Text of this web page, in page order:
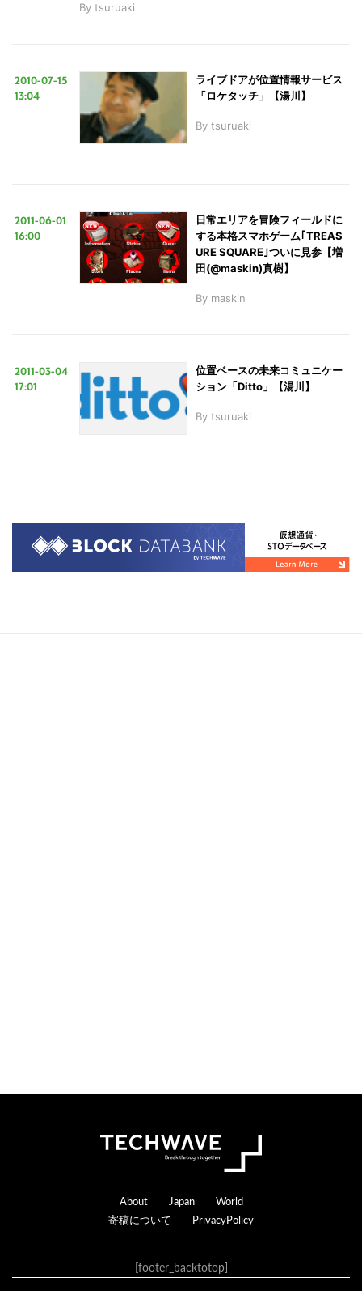
By tsuruaki
2010-07-15
13:04
ライブドアが位置情報サービス
「ロケタッチ」【湯川】
By tsuruaki
2011-06-01
16:00
日常エリアを冒険フィールドに
する本格スマホゲーム｢TREAS
URE SQUARE｣ついに見参【増
田(@maskin)真樹】
By maskin
2011-03-04
17:01
位置ベースの未来コミュニケー
ション「Ditto」【湯川】
By tsuruaki
Footer
About Japan
World
寄稿について
PrivacyPolicy
[footer_backtotop]